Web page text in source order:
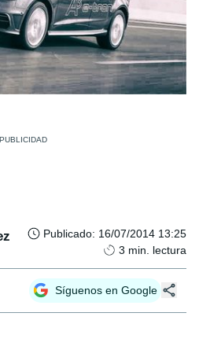
Publicado: 16/07/2014 13:25
3 min. lectura
Síguenos en Google